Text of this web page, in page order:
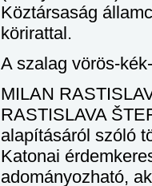
Köztársaság
körirattal.
A szalag vörös-
MILAN
RASTISLAVA
alapításáról szóló
Katonai
adományozható,